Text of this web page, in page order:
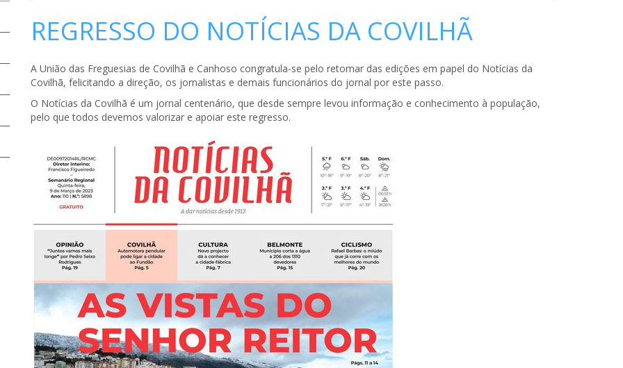
REGRESSO DO NOTÍCIAS DA COVILHÃ
A União das Freguesias de Covilhã e Canhoso congratula-se pelo retomar das edições em papel do Notícias da
Covilhã, felicitando a direção, os jornalistas e demais funcionários do jornal por este passo.
O Notícias da Covilhã é um jornal centenário, que desde sempre levou informação e conhecimento à população,
pelo que todos devemos valorizar e apoiar este regresso.